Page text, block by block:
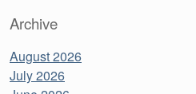
Archive
August 2026
July 2026